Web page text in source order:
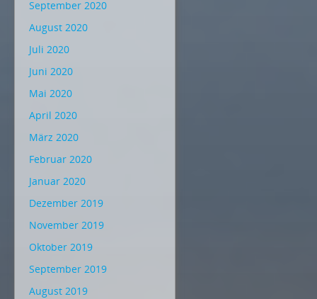
September 2020
August 2020
Juli 2020
Juni 2020
Mai 2020
April 2020
März 2020
Februar 2020
Januar 2020
Dezember 2019
November 2019
Oktober 2019
September 2019
August 2019